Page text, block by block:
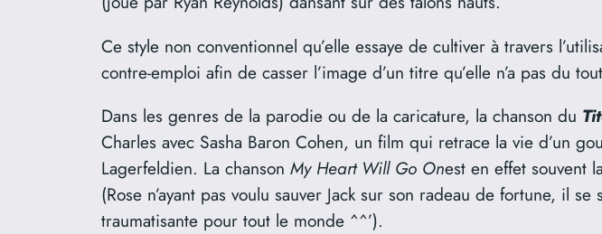
Ce style non conventionnel qu’elle essaye de cultiver à travers
contre-emploi afin de casser l’image d’un titre qu’elle n’a pas du
Dans les genres de la parodie ou de la caricature, la chanson du
Charles avec Sasha Baron Cohen, un film qui retrace la vie d’un
Lagerfeldien. La chanson My Heart Will Go Onest en effet souvent
(Rose n’ayant pas voulu sauver Jack sur son radeau de fortune, il
traumatisante pour tout le monde ^^’).